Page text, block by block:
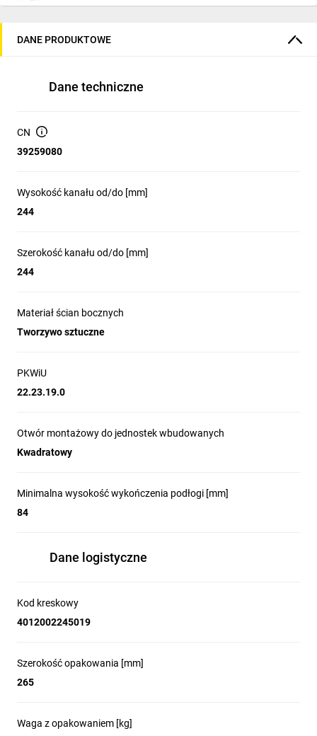
Wymiar kanału / otworu montażowego: 244 x 244 mm
Grubość wykładziny: 12 mm
Materiał pokrywy: poliamid (PA); ściany boczne: tworzywo
sztuczne
Liczba puszek instalacyjnych: 3
podłogach użytkowych z wykładziną 12 mm.
konferencyjnych i pomieszczeniach technicznych, gdzie
wymagany jest dyskretny dostęp do puszek instalacyjnych.
wewnętrznych puszkach.
Stosowanie przy remontach i modernizacjach podłóg
montażowego.
FAQ - Najczęściej zadawane pytania i odpowiedzi
Należy przygotować kwadratowy otwór montażowy o
wymiarach 244 x 244 mm; minimalna głębokość zabudowy
DANE PRODUKTOWE
Dane techniczne
CN
39259080
Wysokość kanału od/do [mm]
244
Szerokość kanału od/do [mm]
244
Materiał ścian bocznych
Tworzywo sztuczne
PKWiU
22.23.19.0
Otwór montażowy do jednostek wbudowanych
Kwadratowy
Minimalna wysokość wykończenia podłogi [mm]
84
Dane logistyczne
Kod kreskowy
4012002245019
Szerokość opakowania [mm]
265
Waga z opakowaniem [kg]